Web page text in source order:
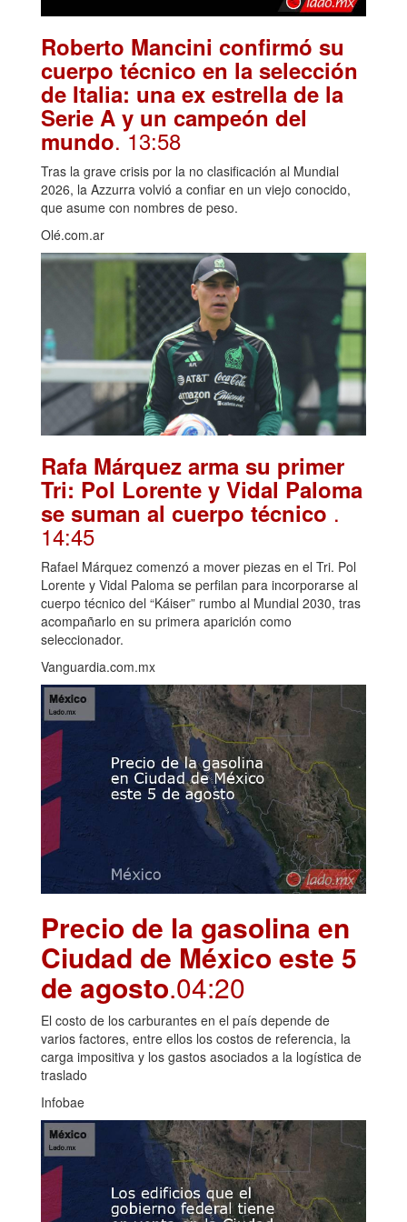
Roberto Mancini confirmó su
cuerpo técnico en la selección
de Italia: una ex estrella de la
Serie A y un campeón del
mundo. 13:58
Tras la grave crisis por la no clasificación al Mundial
2026, la Azzurra volvió a confiar en un viejo conocido,
que asume con nombres de peso.
Olé.com.ar
Rafa Márquez arma su primer
Tri: Pol Lorente y Vidal Paloma
se suman al cuerpo técnico .
14:45
Rafael Márquez comenzó a mover piezas en el Tri. Pol
Lorente y Vidal Paloma se perfilan para incorporarse al
cuerpo técnico del “Káiser” rumbo al Mundial 2030, tras
acompañarlo en su primera aparición como
seleccionador.
Vanguardia.com.mx
Precio de la gasolina en
Ciudad de México este 5
de agosto.04:20
El costo de los carburantes en el país depende de
varios factores, entre ellos los costos de referencia, la
carga impositiva y los gastos asociados a la logística de
traslado
Infobae